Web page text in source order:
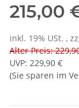
215,00
inkl. 19% USt. ,
Alter Preis:
UVP: 229,90 €
(Sie sparen im